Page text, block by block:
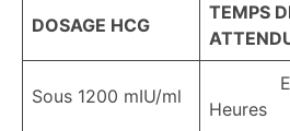
DOSAGE HCG
TEMPS
Sous 1200 mIU/ml
Heures